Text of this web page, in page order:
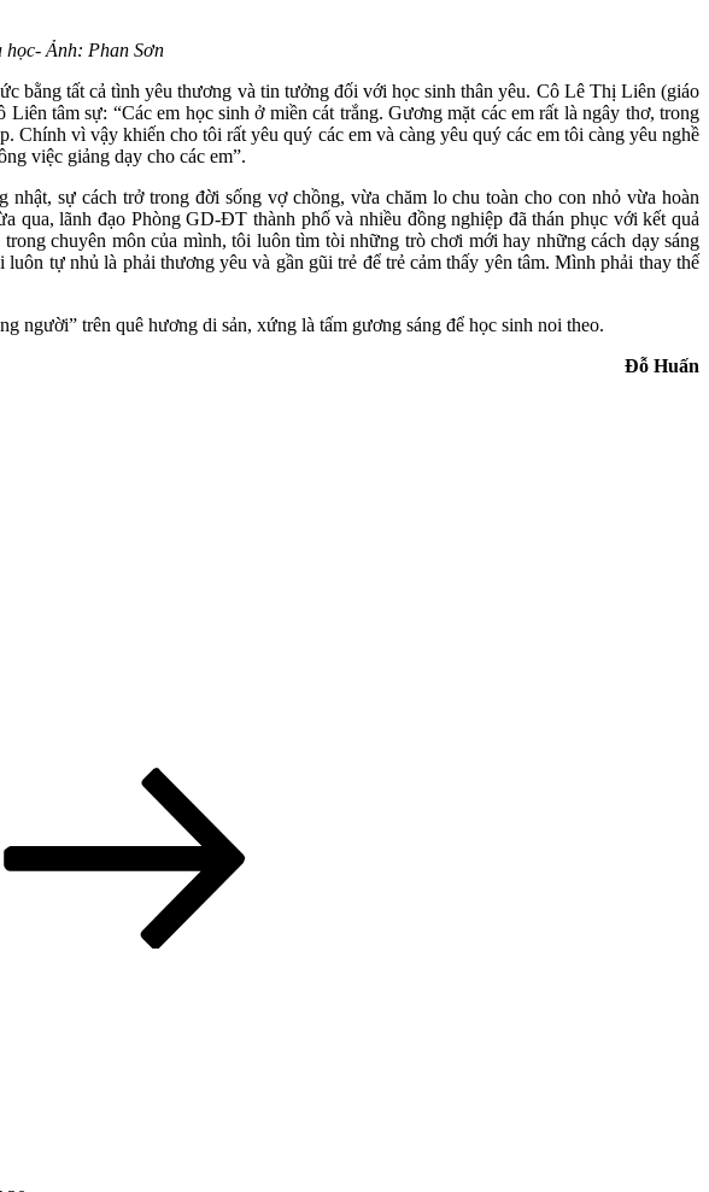
Ảnh: Phan Sơn
bằng tất cả tình yêu thương và tin tưởng đối với học sinh thân yêu. Cô Lê Thị Liên (giáo
tâm sự: “Các em học sinh ở miền cát trắng. Gương mặt các em rất là ngây thơ, trong
vì vậy khiến cho tôi rất yêu quý các em và càng yêu quý các em tôi càng yêu nghề
việc giảng dạy cho các em”.
sự cách trở trong đời sống vợ chồng, vừa chăm lo chu toàn cho con nhỏ vừa hoàn
qua, lãnh đạo Phòng GD-ĐT thành phố và nhiều đồng nghiệp đã thán phục với kết quả
chuyên môn của mình, tôi luôn tìm tòi những trò chơi mới hay những cách dạy sáng
tự nhủ là phải thương yêu và gần gũi trẻ để trẻ cảm thấy yên tâm. Mình phải thay thế
người” trên quê hương di sản, xứng là tấm gương sáng để học sinh noi theo.
Đỗ Huấn